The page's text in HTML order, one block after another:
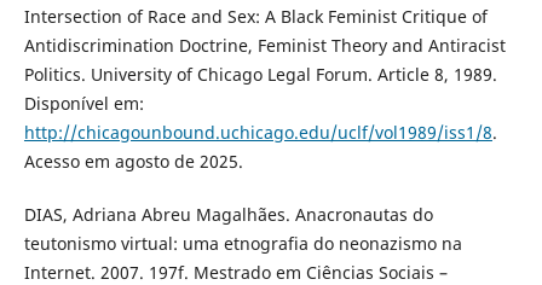
Intersection of Race and Sex: A Black Feminist Critique of
Antidiscrimination Doctrine, Feminist Theory and Antiracist
Politics. University of Chicago Legal Forum. Article 8, 1989.
Disponível em:
http://chicagounbound.uchicago.edu/uclf/vol1989/iss1/8.
Acesso em agosto de 2025.
DIAS, Adriana Abreu Magalhães. Anacronautas do
teutonismo virtual: uma etnografia do neonazismo na
Internet. 2007. 197f. Mestrado em Ciências Sociais –